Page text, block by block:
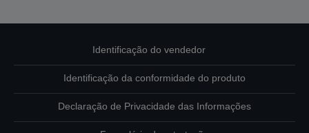
Identificação do vendedor
Identificação da conformidade do produto
Declaração de Privacidade das Informações